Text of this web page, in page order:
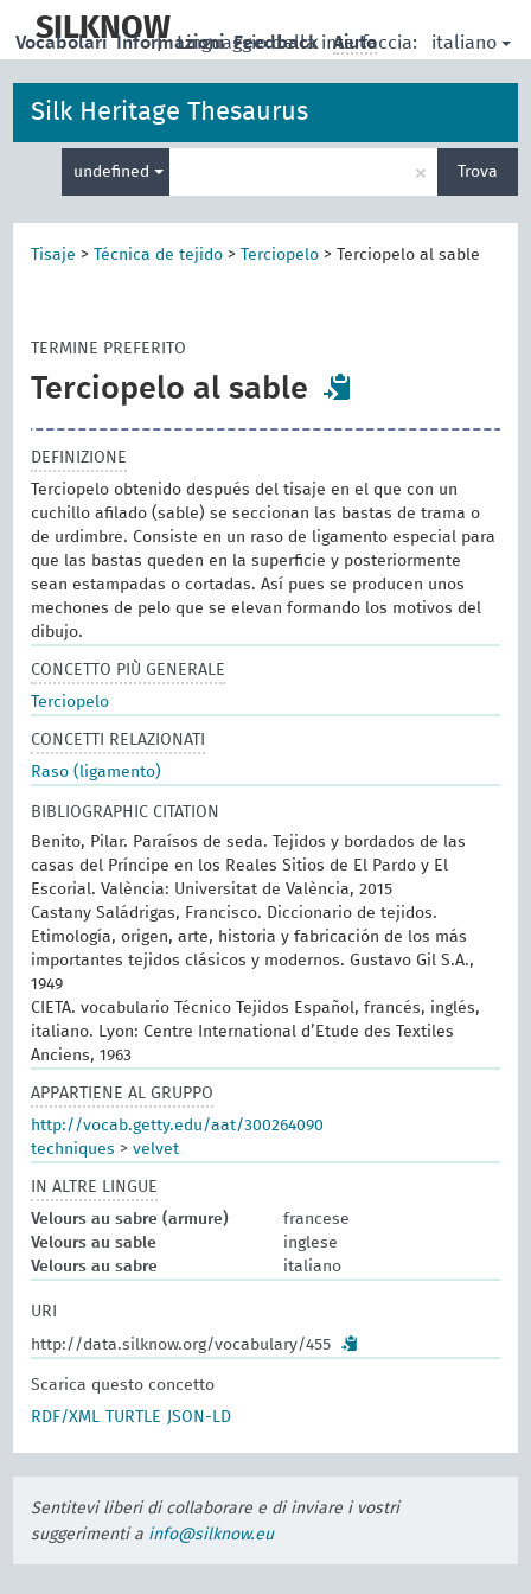
main
SILKNOW
| Linguaggio della interfaccia: italiano
Vocabolari Informazioni Feedback Aiuto
Silk Heritage Thesaurus
undefined
per
la
× Trova
Tisaje > Técnica de tejido > Terciopelo > Terciopelo al sable
TERMINE PREFERITO
Terciopelo al sable
DEFINIZIONE
Terciopelo obtenido después del tisaje en el que con un
cuchillo afilado (sable) se seccionan las bastas de trama o
de urdimbre. Consiste en un raso de ligamento especial para
que las bastas queden en la superficie y posteriormente
sean estampadas o cortadas. Así pues se producen unos
mechones de pelo que se elevan formando los motivos del
dibujo.
CONCETTO PIÙ GENERALE
Terciopelo
CONCETTI RELAZIONATI
Raso (ligamento)
BIBLIOGRAPHIC CITATION
Benito, Pilar. Paraísos de seda. Tejidos y bordados de las
casas del Príncipe en los Reales Sitios de El Pardo y El
Escorial. València: Universitat de València, 2015
Castany Saládrigas, Francisco. Diccionario de tejidos.
Etimología, origen, arte, historia y fabricación de los más
importantes tejidos clásicos y modernos. Gustavo Gil S.A.,
1949
CIETA. vocabulario Técnico Tejidos Español, francés, inglés,
italiano. Lyon: Centre International d’Etude des Textiles
Anciens, 1963
APPARTIENE AL GRUPPO
http://vocab.getty.edu/aat/300264090
techniques >velvet
IN ALTRE LINGUE
Velours au sabre (armure)
francese
Velours au sable
inglese
Velours au sabre
italiano
URI
http://data.silknow.org/vocabulary/455
Scarica questo concetto
RDF/XML
TURTLE JSON-LD
Sentitevi liberi di collaborare e di inviare i vostri
suggerimenti a info@silknow.eu